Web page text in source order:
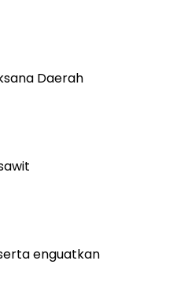
Daerah
enguatkan